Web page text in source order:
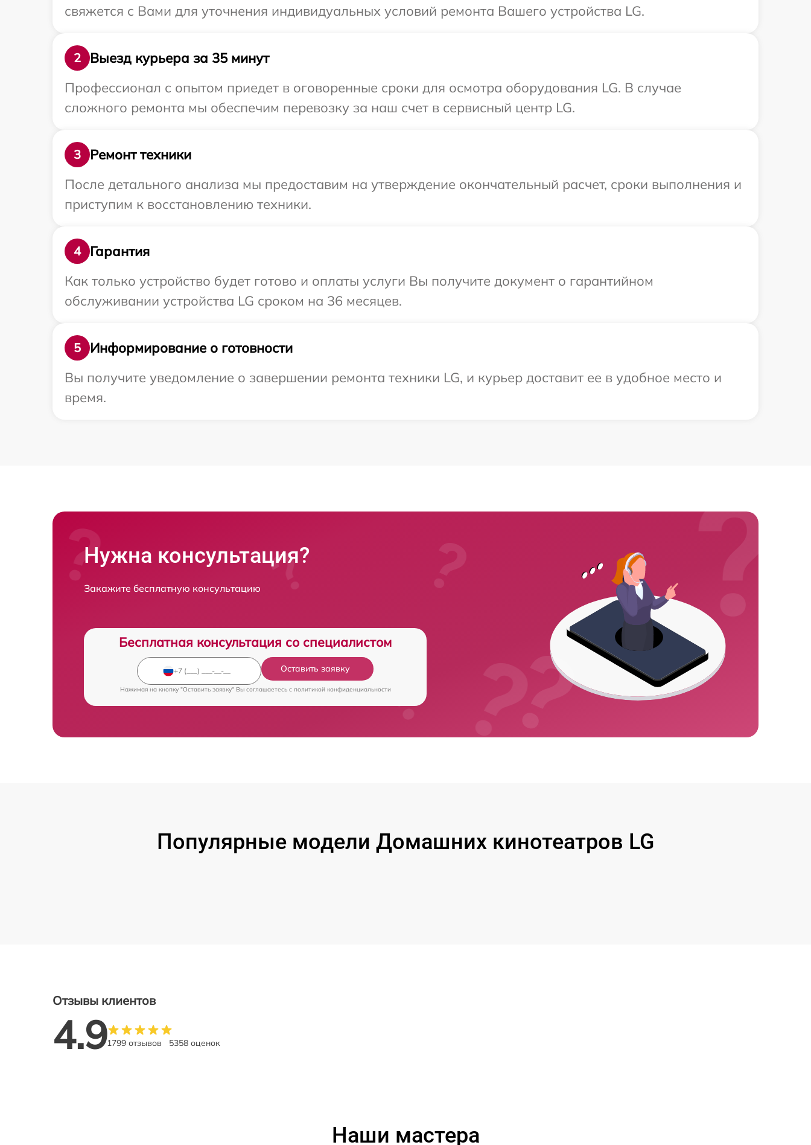
свяжется с Вами для уточнения индивидуальных условий ремонта Вашего устройства LG.
2
Выезд курьера за 35 минут
Профессионал с опытом приедет в оговоренные сроки для осмотра оборудования LG. В случае
сложного ремонта мы обеспечим перевозку за наш счет в сервисный центр LG.
3
Ремонт техники
После детального анализа мы предоставим на утверждение окончательный расчет, сроки выполнения и
приступим к восстановлению техники.
4
Гарантия
Как только устройство будет готово и оплаты услуги Вы получите документ о гарантийном
обслуживании устройства LG сроком на 36 месяцев.
5
Информирование о готовности
Вы получите уведомление о завершении ремонта техники LG, и курьер доставит ее в удобное место и
время.
Нужна консультация?
Закажите бесплатную консультацию
Бесплатная консультация со специалистом
Оставить заявку
Нажимая на кнопку "Оставить заявку" Вы соглашаетесь c политикой конфиденциальности
Популярные модели Домашних кинотеатров LG
Отзывы клиентов
4.91799 отзывов 5358 оценок
Наши мастера